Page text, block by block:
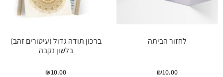
לחזור הביתה
₪10.00
ברכון תודה גדול (עיטורים זהב)
בלשון נקבה
₪10.00